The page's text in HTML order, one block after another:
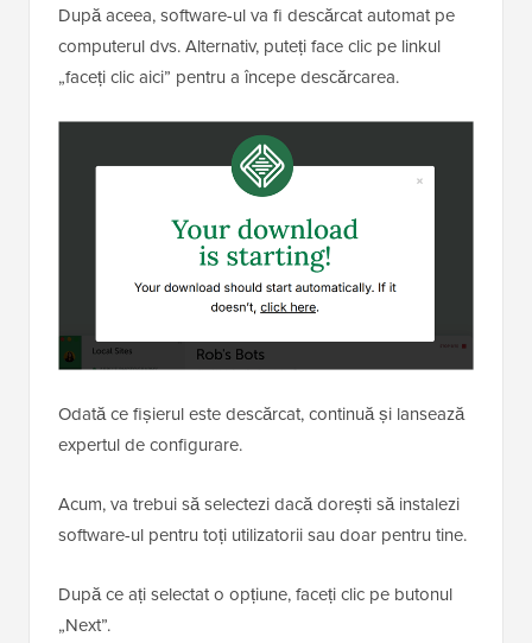
După aceea, software-ul va fi descărcat automat pe
computerul dvs. Alternativ, puteți face clic pe linkul
„faceți clic aici” pentru a începe descărcarea.
Odată ce fișierul este descărcat, continuă și lansează
expertul de configurare.
Acum, va trebui să selectezi dacă dorești să instalezi
software-ul pentru toți utilizatorii sau doar pentru tine.
După ce ați selectat o opțiune, faceți clic pe butonul
„Next”.